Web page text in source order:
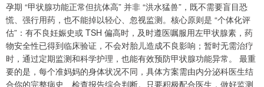
孕期 “甲状腺功能正常但抗体高” 并非 “洪水猛兽”，既不需要盲目恐
慌、强行用药，也不能掉以轻心、忽视监测。核心原则是 “个体化评
估”：有不良妊娠史或 TSH 偏高时，及时遵医嘱服用左甲状腺素，药
物安全性已得到临床验证，不会对胎儿造成不良影响；暂时无需治疗
时，通过定期监测和科学护理，也能有效预防甲状腺功能异常。 最重
要的是，每个准妈妈的身体状况不同，具体方案需由内分泌科医生结
合你的完整病史、检查报告综合判断。只要积极配合医生，做好监测